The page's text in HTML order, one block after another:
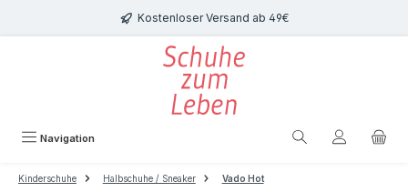
Zum Hauptinhalt springen Kostenloser Versand ab 49€
Navigation
Kinderschuhe Halbschuhe / Sneaker Vado Hot